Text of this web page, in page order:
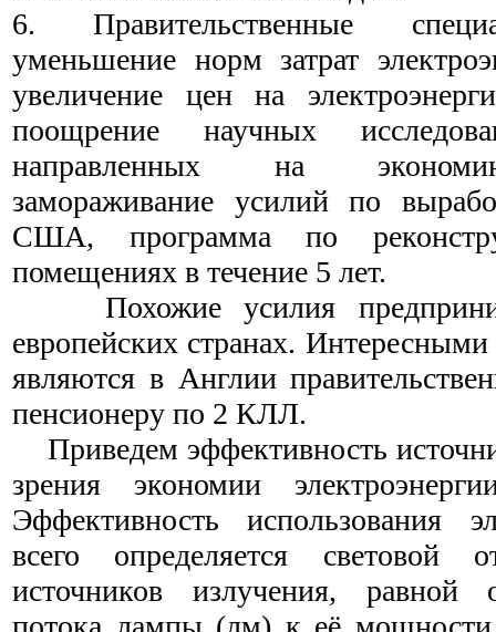
6. Правительственные
уменьшение норм затрат
увеличение цен на
поощрение научных
направленных на
замораживание усилий по
США, программа по
помещениях в течение 5 лет.
Похожие усилия
европейских странах.
являются в Англии
пенсионеру по 2 КЛЛ.
Приведем эффективность
зрения экономии
Эффективность использования
всего определяется световой
источников излучения, равной